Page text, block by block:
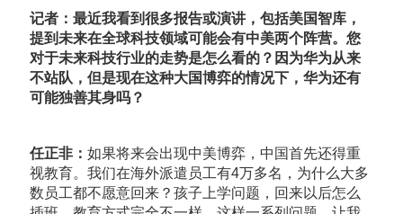
记者：最近我看到很多报告或演讲，包括美国智库，
提到未来在全球科技领域可能会有中美两个阵营。您
对于未来科技行业的走势是怎么看的？因为华为从来
不站队，但是现在这种大国博弈的情况下，华为还有
可能独善其身吗？
任正非： 如果将来会出现中美博弈，中国首先还得重
视教育。我们在海外派遣员工有4万多名，为什么大多
数员工都不愿意回来？孩子上学问题，回来以后怎么